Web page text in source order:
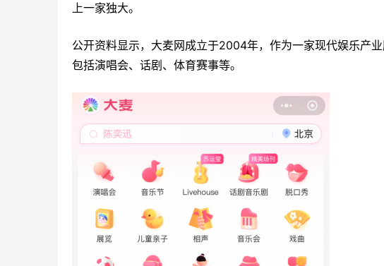
上一家独大。
公开资料显示，大麦网成立于2004年，作为一家现代娱乐产
包括演唱会、话剧、体育赛事等。